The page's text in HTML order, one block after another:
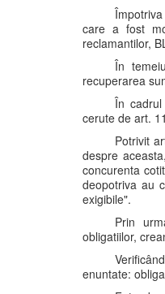
care a fost
reclamantilor,
În
recuperarea
În
cerute de art.
Potrivit
despre
concurenta
deopotriva au
exigibile".
Prin
obligatiilor,
enuntate: